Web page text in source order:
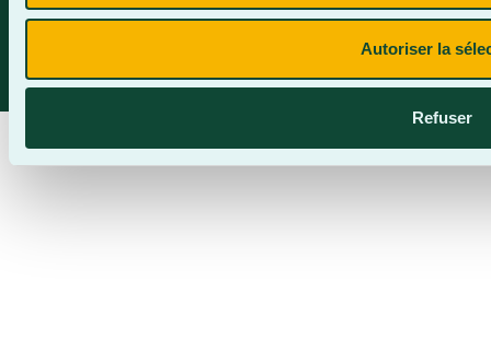
Autoriser la
Refuser
CegepBA ©2026 – Tous droits réservés. Mention légale.